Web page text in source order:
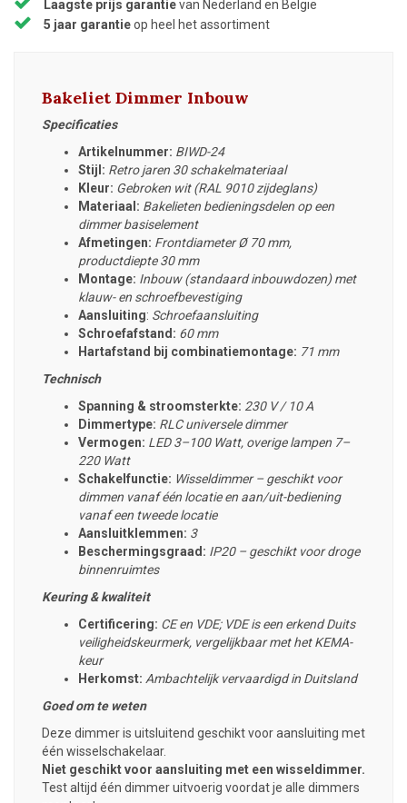
Laagste prijs garantievan Nederland en België
5 jaar garantieop heel het assortiment
Bakeliet Dimmer Inbouw
Specificaties
Artikelnummer: BIWD-24
Stijl: Retro jaren 30 schakelmateriaal
Kleur: Gebroken wit (RAL 9010 zijdeglans)
Materiaal: Bakelieten bedieningsdelen op een
dimmer basiselement
Afmetingen: Frontdiameter Ø 70 mm,
productdiepte 30 mm
Montage: Inbouw (standaard inbouwdozen) met
klauw- en schroefbevestiging
Aansluiting: Schroefaansluiting
Schroefafstand: 60 mm
Hartafstand bij combinatiemontage: 71 mm
Technisch
Spanning & stroomsterkte: 230 V / 10 A
Dimmertype: RLC universele dimmer
Vermogen: LED 3–100 Watt, overige lampen 7–
220 Watt
Schakelfunctie: Wisseldimmer – geschikt voor
dimmen vanaf één locatie en aan/uit-bediening
vanaf een tweede locatie
Aansluitklemmen: 3
Beschermingsgraad: IP20 – geschikt voor droge
binnenruimtes
Keuring & kwaliteit
Certificering: CE en VDE; VDE is een erkend Duits
veiligheidskeurmerk, vergelijkbaar met het KEMA-
keur
Herkomst: Ambachtelijk vervaardigd in Duitsland
Goed om te weten
Deze dimmer is uitsluitend geschikt voor aansluiting met
één wisselschakelaar.
Niet geschikt voor aansluiting met een wisseldimmer.
Test altijd één dimmer uitvoerig voordat je alle dimmers